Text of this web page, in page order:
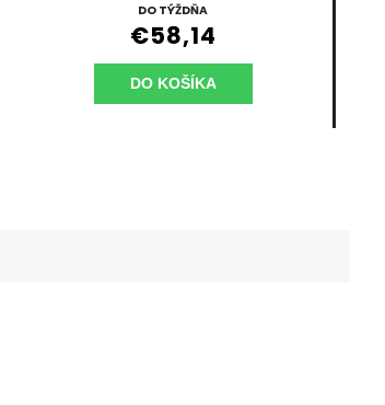
DO TÝŽDŇA
€58,14
DO KOŠÍKA